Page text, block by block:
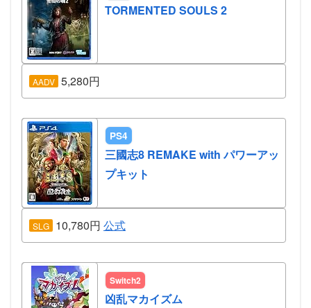
TORMENTED SOULS 2
AADV 5,280円
PS4
三國志8 REMAKE with パワーアッ
プキット
SLG 10,780円 公式
Switch2
凶乱マカイズム